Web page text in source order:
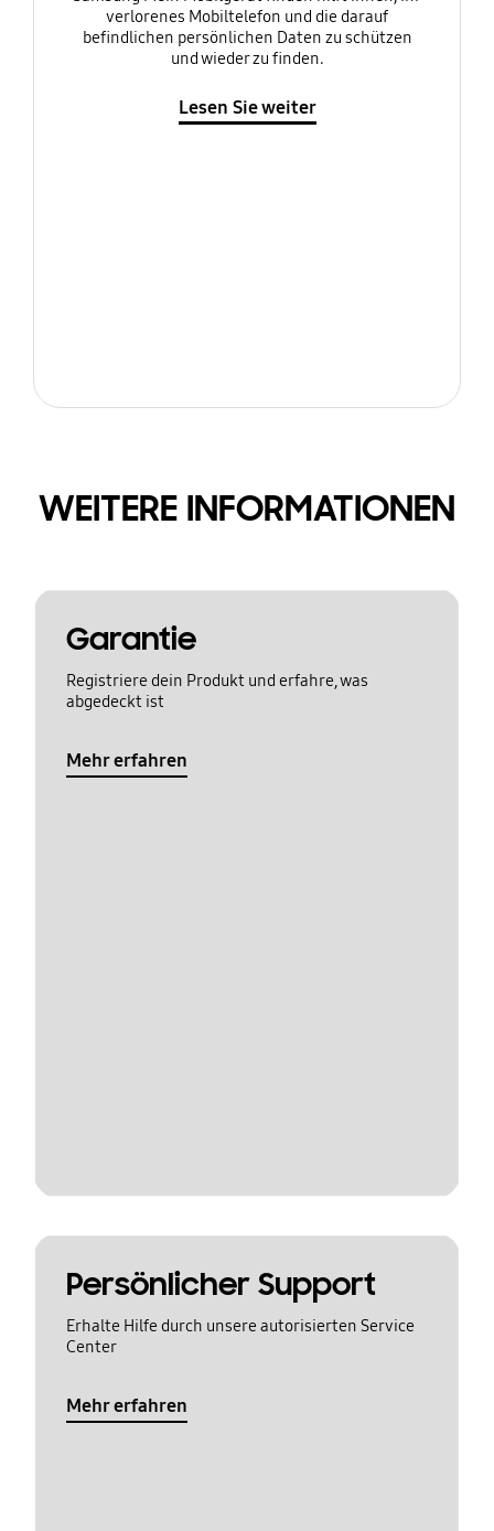
verlorenes Mobiltelefon und die darauf
befindlichen persönlichen Daten zu schützen
und wieder zu finden.
Lesen Sie weiter
WEITERE INFORMATIONEN
Garantie
Registriere dein Produkt und erfahre, was
abgedeckt ist
Mehr erfahren
Persönlicher Support
Erhalte Hilfe durch unsere autorisierten Service
Center
Mehr erfahren